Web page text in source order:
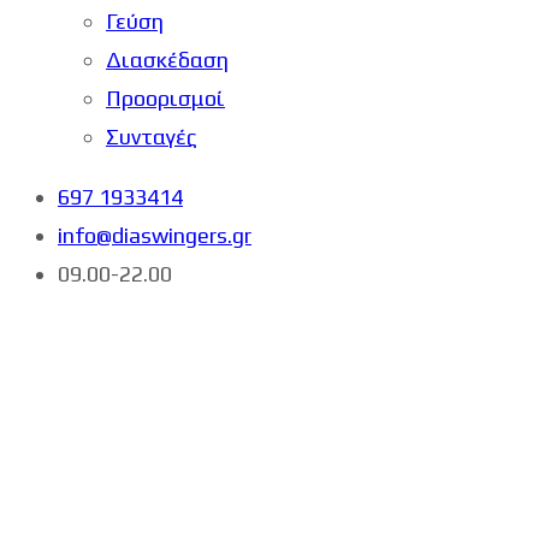
Γεύση
Διασκέδαση
Προορισμοί
Συνταγές
697 1933414
info@diaswingers.gr
09.00-22.00